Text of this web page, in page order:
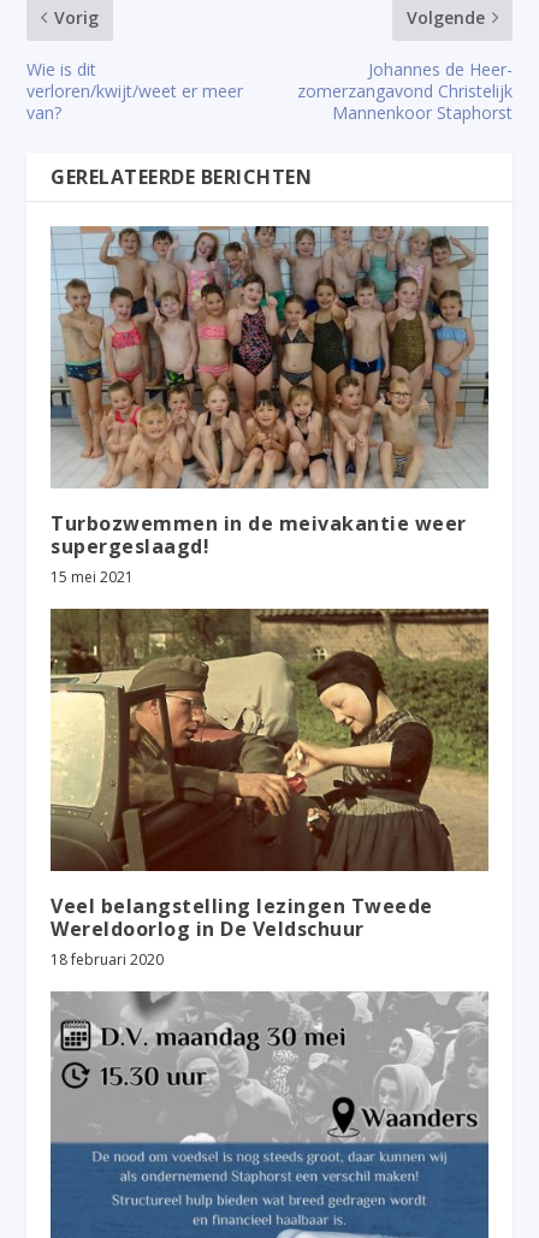
Vorig
Wie is dit
verloren/kwijt/weet er meer
van?
Volgende
Johannes de Heer-
zomerzangavond Christelijk
Mannenkoor Staphorst
GERELATEERDE BERICHTEN
Turbozwemmen in de meivakantie weer
supergeslaagd!
15 mei 2021
Veel belangstelling lezingen Tweede
Wereldoorlog in De Veldschuur
18 februari 2020